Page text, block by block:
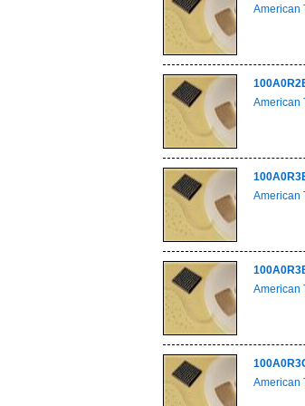
American
American
American
American
American